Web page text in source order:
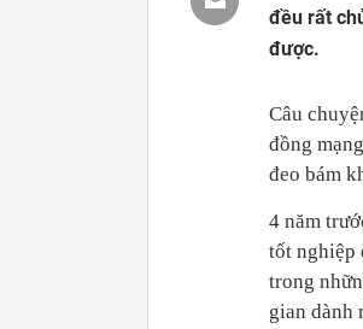
đều rất
được.
Câu
đồng
đeo bám
4 năm
tốt nghiệp
trong
gian dành